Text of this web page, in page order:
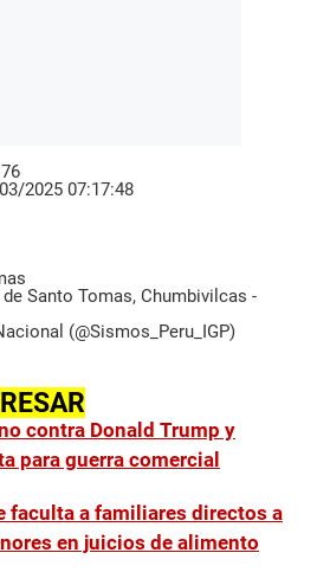
2025 07:17:48
Santo Tomas, Chumbivilcas -
(@Sismos_Peru_IGP)
contra Donald Trump y
para guerra comercial
faculta a familiares directos a
en juicios de alimento